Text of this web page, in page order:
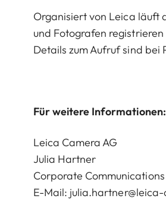
Organisiert von Leica läuft
und Fotografen
Details zum Aufruf sind bei
Für weitere Informationen:
Leica Camera AG
Julia Hartner
Corporate
E-Mail: